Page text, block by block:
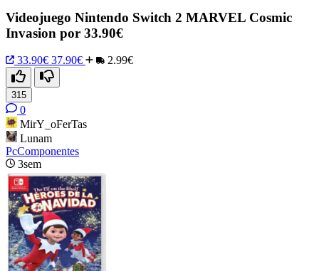
Videojuego Nintendo Switch 2 MARVEL Cosmic
Invasion por 33.90€
33.90€ 37.90€ 2.99€
315
0
MirY_oFerTas
Lunam
PcComponentes
3sem